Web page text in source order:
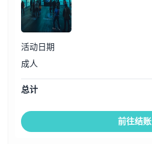
活动日期
成人
总计
前往结账